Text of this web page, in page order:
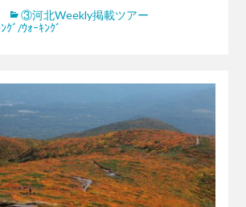
③河北Weekly掲載ツアー
ﾞ/ｳｫｰｷﾝｸﾞ